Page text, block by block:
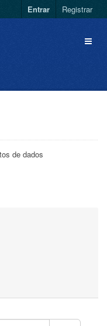
Entrar Registrar
de dados